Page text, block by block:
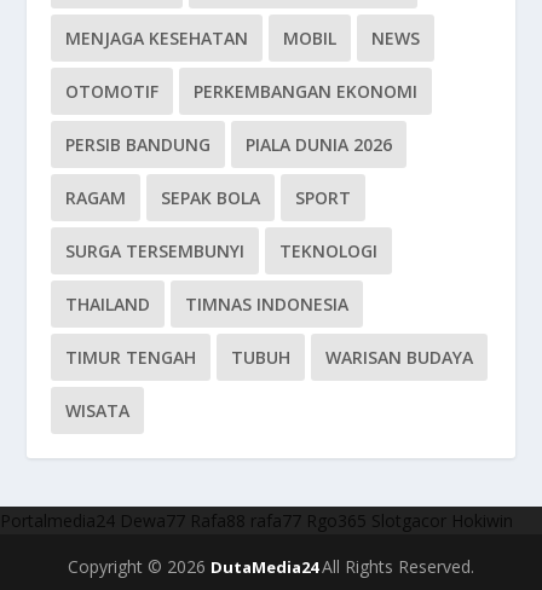
MENJAGA KESEHATAN MOBIL NEWS
OTOMOTIF PERKEMBANGAN EKONOMI
PERSIB BANDUNG PIALA DUNIA 2026
RAGAM SEPAK BOLA SPORT
SURGA TERSEMBUNYI TEKNOLOGI
THAILAND TIMNAS INDONESIA
TIMUR TENGAH TUBUH WARISAN BUDAYA
WISATA
Portalmedia24 Dewa77 Rafa88 rafa77 Rgo365 Slotgacor Hokiwin
Copyright © 2026 DutaMedia24All Rights Reserved.